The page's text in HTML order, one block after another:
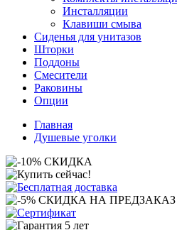
Инсталляции
Клавиши смыва
Сиденья для унитазов
Шторки
Поддоны
Смесители
Раковины
Опции
Главная
Душевые уголки